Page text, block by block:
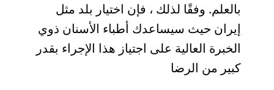
بالعلم. وفقًا لذلك ، فإن اختيار بلد مثل
إيران حيث سيساعدك أطباء الأسنان ذوي
الخبرة العالية على اجتياز هذا الإجراء بقدر
كبير من الرضا